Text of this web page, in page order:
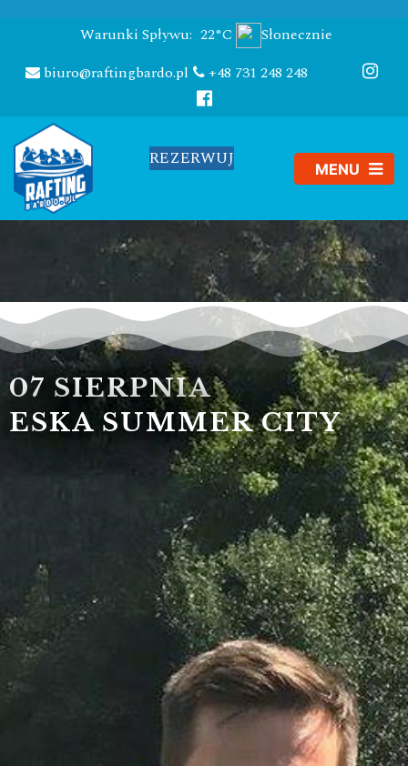
Warunki Spływu: 22°C
Słonecznie
biuro@raftingbardo.pl
+48 731 248 248
REZERWUJ
07 SIERPNIA
ESKA SUMMER CITY